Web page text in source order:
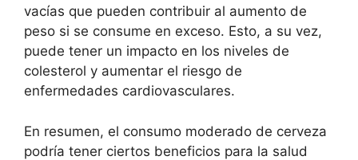
vacías que pueden contribuir al aumento de
peso si se consume en exceso. Esto, a su vez,
puede tener un impacto en los niveles de
colesterol y aumentar el riesgo de
enfermedades cardiovasculares.
En resumen, el consumo moderado de cerveza
podría tener ciertos beneficios para la salud